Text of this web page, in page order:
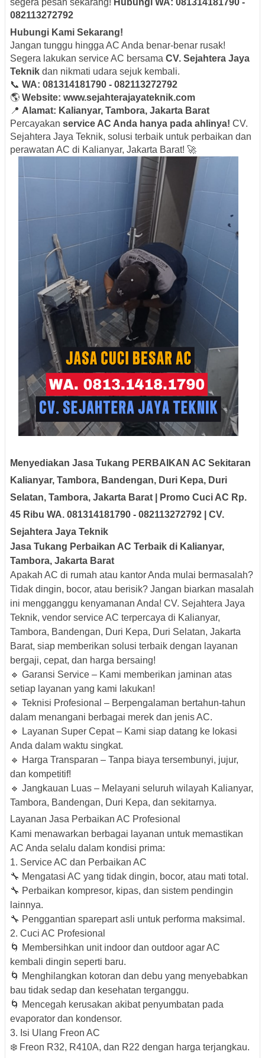
082113272792
Hubungi Kami Sekarang!
Jangan tunggu hingga AC Anda benar-benar rusak!
Segera lakukan service AC bersama CV. Sejahtera Jaya
Teknik dan nikmati udara sejuk kembali.
📞 WA: 081314181790 - 082113272792
🌎 Website: www.sejahterajayateknik.com
📍 Alamat: Kalianyar, Tambora, Jakarta Barat
Percayakan service AC Anda hanya pada ahlinya! CV.
Sejahtera Jaya Teknik, solusi terbaik untuk perbaikan dan
perawatan AC di Kalianyar, Jakarta Barat! 🚀
Menyediakan Jasa Tukang PERBAIKAN AC Sekitaran
Kalianyar, Tambora, Bandengan, Duri Kepa, Duri
Selatan, Tambora, Jakarta Barat | Promo Cuci AC Rp.
45 Ribu WA. 081314181790 - 082113272792 | CV.
Sejahtera Jaya Teknik
Jasa Tukang Perbaikan AC Terbaik di Kalianyar,
Tambora, Jakarta Barat
Apakah AC di rumah atau kantor Anda mulai bermasalah?
Tidak dingin, bocor, atau berisik? Jangan biarkan masalah
ini mengganggu kenyamanan Anda! CV. Sejahtera Jaya
Teknik, vendor service AC terpercaya di Kalianyar,
Tambora, Bandengan, Duri Kepa, Duri Selatan, Jakarta
Barat, siap memberikan solusi terbaik dengan layanan
bergaji, cepat, dan harga bersaing!
🔹 Garansi Service – Kami memberikan jaminan atas
setiap layanan yang kami lakukan!
🔹 Teknisi Profesional – Berpengalaman bertahun-tahun
dalam menangani berbagai merek dan jenis AC.
🔹 Layanan Super Cepat – Kami siap datang ke lokasi
Anda dalam waktu singkat.
🔹 Harga Transparan – Tanpa biaya tersembunyi, jujur,
dan kompetitif!
🔹 Jangkauan Luas – Melayani seluruh wilayah Kalianyar,
Tambora, Bandengan, Duri Kepa, dan sekitarnya.
Layanan Jasa Perbaikan AC Profesional
Kami menawarkan berbagai layanan untuk memastikan
AC Anda selalu dalam kondisi prima:
1. Service AC dan Perbaikan AC
🔧 Mengatasi AC yang tidak dingin, bocor, atau mati total.
🔧 Perbaikan kompresor, kipas, dan sistem pendingin
lainnya.
🔧 Penggantian sparepart asli untuk performa maksimal.
2. Cuci AC Profesional
🌀 Membersihkan unit indoor dan outdoor agar AC
kembali dingin seperti baru.
🌀 Menghilangkan kotoran dan debu yang menyebabkan
bau tidak sedap dan kesehatan terganggu.
🌀 Mencegah kerusakan akibat penyumbatan pada
evaporator dan kondensor.
3. Isi Ulang Freon AC
❄️ Freon R32, R410A, dan R22 dengan harga terjangkau.